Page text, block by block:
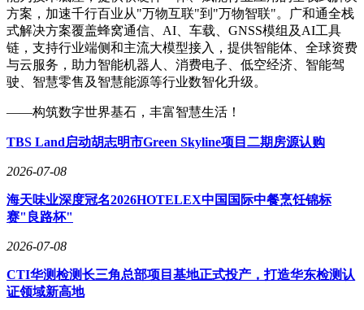
方案，加速千行百业从"万物互联"到"万物智联"。广和通全栈
式解决方案覆盖蜂窝通信、AI、车载、GNSS模组及AI工具
链，支持行业端侧和主流大模型接入，提供智能体、全球资费
与云服务，助力智能机器人、消费电子、低空经济、智能驾
驶、智慧零售及智慧能源等行业数智化升级。
——构筑数字世界基石，丰富智慧生活！
TBS Land启动胡志明市Green Skyline项目二期房源认购
2026-07-08
海天味业深度冠名2026HOTELEX中国国际中餐烹饪锦标
赛"良路杯"
2026-07-08
CTI华测检测长三角总部项目基地正式投产，打造华东检测认
证领域新高地